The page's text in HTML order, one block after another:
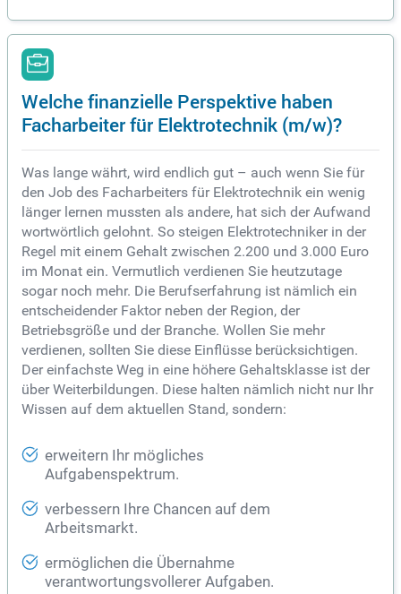
Welche finanzielle Perspektive haben
Facharbeiter für Elektrotechnik (m/w)?
Was lange währt, wird endlich gut – auch wenn Sie für
den Job des Facharbeiters für Elektrotechnik ein wenig
länger lernen mussten als andere, hat sich der Aufwand
wortwörtlich gelohnt. So steigen Elektrotechniker in der
Regel mit einem Gehalt zwischen 2.200 und 3.000 Euro
im Monat ein. Vermutlich verdienen Sie heutzutage
sogar noch mehr. Die Berufserfahrung ist nämlich ein
entscheidender Faktor neben der Region, der
Betriebsgröße und der Branche. Wollen Sie mehr
verdienen, sollten Sie diese Einflüsse berücksichtigen.
Der einfachste Weg in eine höhere Gehaltsklasse ist der
über Weiterbildungen. Diese halten nämlich nicht nur Ihr
Wissen auf dem aktuellen Stand, sondern:
erweitern Ihr mögliches
Aufgabenspektrum.
verbessern Ihre Chancen auf dem
Arbeitsmarkt.
ermöglichen die Übernahme
verantwortungsvollerer Aufgaben.